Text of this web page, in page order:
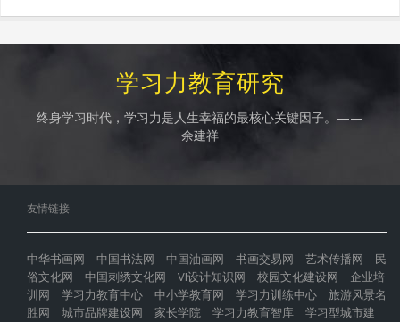
学习力教育研究
终身学习时代，学习力是人生幸福的最核心关键因子。——
余建祥
友情链接
中华书画网 中国书法网 中国油画网 书画交易网 艺术传播网
民
俗文化网
中国刺绣文化网 VI设计知识网 校园文化建设网
企业培
训网
学习力教育中心 中小学教育网 学习力训练中心
旅游风景名
胜网
城市品牌建设网 家长学院 学习力教育智库 学习型城市建